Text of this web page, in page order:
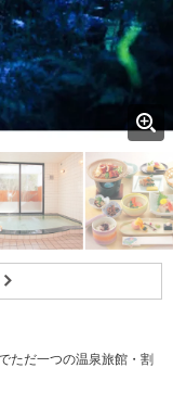
ただ一つの温泉旅館・割